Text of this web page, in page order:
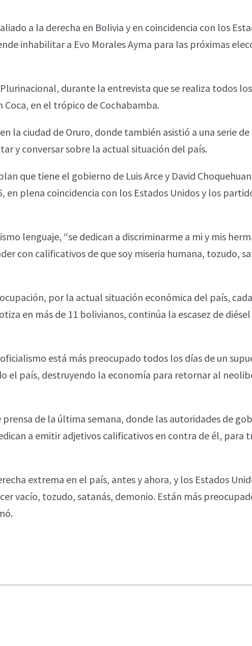
a la derecha en Bolivia y en coincidencia con los
inhabilitar a Evo Morales Ayma para las próximas
durante la entrevista que se realiza todos
Coca, en el trópico de Cochabamba.
la ciudad de Oruro, donde también asistió a una serie
y conversar sobre la actual situación del país.
que tiene el gobierno de Luis Arce y David
plena coincidencia con los Estados Unidos y los
lenguaje, “se dedican a discriminarme a mi y mis
con calificativos de que soy miseria humana, tozudo,
por la actual situación económica del país,
en más de 11 bolivianos, continúa la escasez de
está más preocupado todos los días de un
el país, destruyendo la economía para retornar al
de la última semana, donde las autoridades de
a emitir adjetivos calificativos en contra de él, para
extrema en el país, antes y ahora, y los Estados
vacío, tozudo, satanás, demonio. Están más